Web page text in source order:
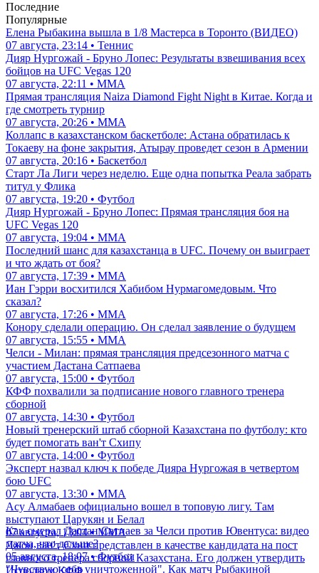
Последние
Популярные
Елена Рыбакина вышла в 1/8 Мастерса в Торонто (ВИДЕО)
07 августа, 23:14 • Теннис
Дияр Нургожай - Бруно Лопес: Результаты взвешивания всех
бойцов на UFC Vegas 120
07 августа, 22:11 • ММА
Прямая трансляция Naiza Diamond Fight Night в Китае. Когда и
где смотреть турнир
07 августа, 20:26 • ММА
Коллапс в казахстанском баскетболе: Астана обратилась к
Токаеву на фоне закрытия, Атырау проведет сезон в Армении
07 августа, 20:16 • Баскетбол
Старт Ла Лиги через неделю. Еще одна попытка Реала забрать
титул у Флика
07 августа, 19:20 • Футбол
Дияр Нургожай - Бруно Лопес: Прямая трансляция боя на
UFC Vegas 120
07 августа, 19:04 • ММА
Последний шанс для казахстанца в UFC. Почему он выиграет
и что ждать от боя?
07 августа, 17:39 • ММА
Иан Гэрри восхитился Хабибом Нурмагомедовым. Что
сказал?
07 августа, 17:26 • ММА
Конору сделали операцию. Он сделал заявление о будущем
07 августа, 15:55 • ММА
Челси - Милан: прямая трансляция предсезонного матча с
участием Дастана Сатпаева
07 августа, 15:00 • Футбол
КФФ похвалили за подписание нового главного тренера
сборной
07 августа, 14:30 • Футбол
Новый тренерский штаб сборной Казахстана по футболу: кто
будет помогать ван'т Схипу
07 августа, 14:00 • Футбол
Эксперт назвал ключ к победе Дияра Нургожая в четвертом
бою UFC
07 августа, 13:30 • ММА
Асу Алмабаев официально вошел в топовую лигу. Там
выступают Царукян и Белал
07 августа, 13:04 • ММА
Джон ван'т Схип представлен в качестве кандидата на пост
главного тренера сборной Казахстана. Его должен утвердить
Как сыграл Дастан Сатпаев за Челси против Ювентуса: видео
матча, что дальше?
05 августа, 18:07 • Футбол
"Чувствую себя уничтоженной". Как матч Рыбакиной